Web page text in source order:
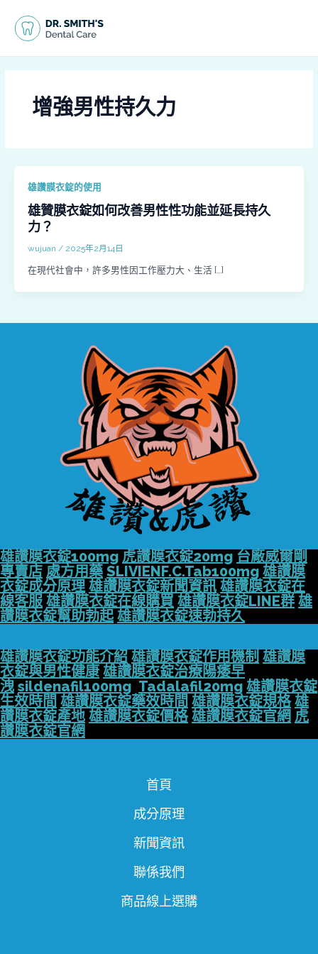
增強男性持久力
雄讚膜衣錠的使用
雄贊膜衣錠如何改善男性性功能並延長持久
力？
wujuan / 2025年2月14日
在現代社會中，許多男性因工作壓力大、生活 […]
雄讚膜衣錠100mg 虎讚膜衣錠20mg 台廠威爾剛
專賣店 處方用藥 SLIVIENF.C.Tab100mg 雄讚膜
衣錠成分原理 雄讚膜衣錠新聞資訊 雄讚膜衣錠在
線客服 雄讚膜衣錠在線購買 雄讚膜衣錠LINE群 雄
讚膜衣錠幫助勃起 雄讚膜衣錠速勃持久
雄讚膜衣錠功能介紹 雄讚膜衣錠作用機制 雄讚膜
衣錠與男性健康 雄讚膜衣錠治療陽痿早
洩 sildenafil100mg Tadalafil20mg 雄讚膜衣錠
生效時間 雄讚膜衣錠藥效時間 雄讚膜衣錠規格 雄
讚膜衣錠產地 雄讚膜衣錠價格 雄讚膜衣錠官網 虎
讚膜衣錠官網
首頁
成分原理
新聞資訊
聯係我們
商品線上選購